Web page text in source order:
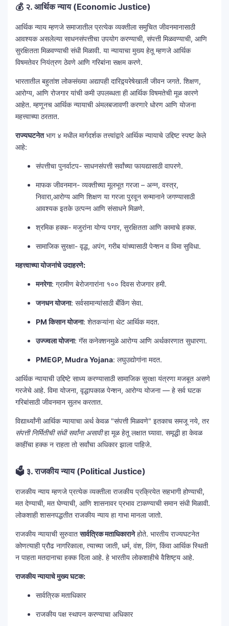
💰 २. आर्थिक न्याय (Economic Justice)
आर्थिक न्याय म्हणजे समाजातील प्रत्येक व्यक्तीला समुचित जीवनमानासाठी
आवश्यक असलेल्या साधनसंपत्तीचा उपयोग करण्याची, संपत्ती मिळवण्याची, आणि
सुरक्षितता मिळवण्याची संधी मिळावी. या न्यायाचा मुख्य हेतू म्हणजे आर्थिक
विषमतेवर नियंत्रण ठेवणे आणि गरिबांना सक्षम करणे.
भारतातील बहुतांश लोकसंख्या अद्यापही दारिद्र्यरेषेखाली जीवन जगते. शिक्षण,
आरोग्य, आणि रोजगार यांची कमी उपलब्धता ही आर्थिक विषमतेची मूळ कारणे
आहेत. म्हणूनच आर्थिक न्यायाची अंमलबजावणी करणारे धोरण आणि योजना
महत्त्वाच्या ठरतात.
राज्यघटनेतभाग ४ मधील मार्गदर्शक तत्त्वांद्वारे आर्थिक न्यायाचे उद्दिष्ट स्पष्ट केले
आहे:
संपत्तीचा पुनर्वाटप- साधनसंपत्ती सर्वांच्या फायद्यासाठी वापरणे.
माफक जीवनमान- व्यक्तीच्या मूलभूत गरजा – अन्न, वस्त्र,
निवारा,आरोग्य आणि शिक्षण या गरजा पुरवून सन्मानाने जगण्यासाठी
आवश्यक इतके उत्पन्न आणि संसाधने मिळणे.
श्रमिक हक्क- मजुरांना योग्य पगार, सुरक्षितता आणि कामाचे हक्क.
सामाजिक सुरक्षा- वृद्ध, अपंग, गरीब यांच्यासाठी पेन्शन व विमा सुविधा.
महत्त्वाच्या योजनांचे उदाहरणे:
मनरेगा: ग्रामीण बेरोजगारांना १०० दिवस रोजगार हमी.
जनधन योजना: सर्वसामान्यांसाठी बँकिंग सेवा.
PM किसान योजना: शेतकऱ्यांना थेट आर्थिक मदत.
उज्ज्वला योजना: गॅस कनेक्शनमुळे आरोग्य आणि अर्थकारणात सुधारणा.
PMEGP, Mudra Yojana: लघुउद्योगांना मदत.
आर्थिक न्यायाची उद्दिष्टे साध्य करण्यासाठी सामाजिक सुरक्षा यंत्रणा मजबूत असणे
गरजेचे आहे. विमा योजना, वृद्धापकाळ पेन्शन, आरोग्य योजना — हे सर्व घटक
गरिबांसाठी जीवनमान सुलभ करतात.
विद्यार्थ्यांनी आर्थिक न्यायाचा अर्थ केवळ "संपत्ती मिळवणे" इतकाच समजू नये, तर
संपत्ती निर्मितीची संधी सर्वांना असावीहा मूळ हेतू लक्षात घ्यावा. समृद्धी हा केवळ
काहींचा हक्क न राहता तो सर्वांचा अधिकार झाला पाहिजे.
🗳 ३. राजकीय न्याय (Political Justice)
राजकीय न्याय म्हणजे प्रत्येक व्यक्तीला राजकीय प्रक्रियेत सहभागी होण्याची,
मत देण्याची, मत घेण्याची, आणि शासनावर प्रभाव टाकण्याची समान संधी मिळावी.
लोकशाही शासनपद्धतीत राजकीय न्याय हा गाभा मानला जातो.
राजकीय न्यायाची सुरुवातसार्वत्रिक मताधिकारानेहोते. भारतीय राज्यघटनेत
कोणत्याही प्रौढ नागरिकाला, त्याच्या जाती, धर्म, वंश, लिंग, किंवा आर्थिक स्थिती
न पाहता मतदानाचा हक्क दिला आहे. हे भारतीय लोकशाहीचे वैशिष्ट्य आहे.
राजकीय न्यायाचे मुख्य घटक:
सार्वत्रिक मताधिकार
राजकीय पक्ष स्थापन करण्याचा अधिकार